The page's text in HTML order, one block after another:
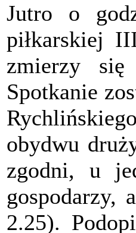
Jutro o
piłkarskiej
zmierzy
Spotkanie
obydwu
zgodni, u
gospodarzy,
2.25).